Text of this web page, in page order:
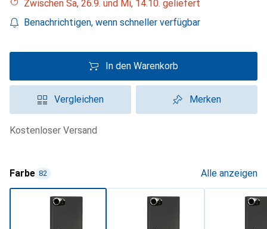
Zwischen Sa, 26.9. und Mi, 14.10. geliefert
Benachrichtigen, wenn schneller verfügbar
In den Warenkorb
Vergleichen Merken
kostenloser Versand
Farbe 82 Alle anzeigen